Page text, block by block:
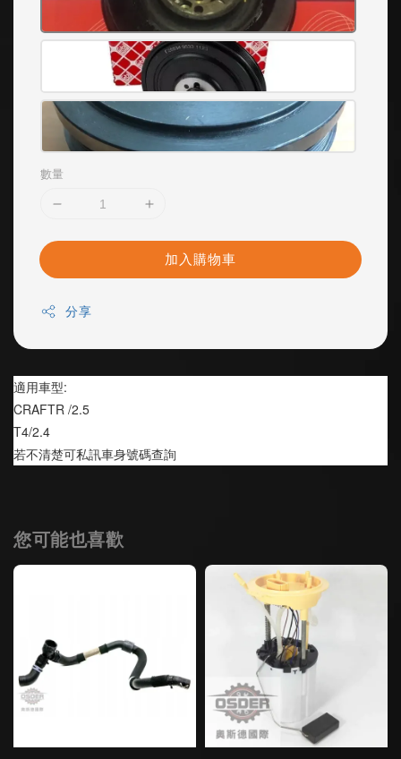
數量
加入購物車
分享
適用車型:
CRAFTR /2.5
T4/2.4
若不清楚可私訊車身號碼查詢
您可能也喜歡